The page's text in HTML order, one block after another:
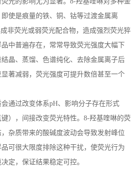
使是痕量的铁、铜、钴等过渡金属离
非荧光或弱荧光配合物，造成强烈荧光猝
中普遍存在，常常导致荧光强度大幅下
晶、蒸馏、色谱纯化、去除金属离子后
著减弱，荧光强度可提升数倍甚至一个
通过改变体系pH、影响分子存在形式
），间接改变荧光特性。 8-羟基喹啉的荧
杂质带来的酸碱度波动会导致发射峰位
可很大限度排除这种干扰，使荧光行为
定，保证结果稳定可控。